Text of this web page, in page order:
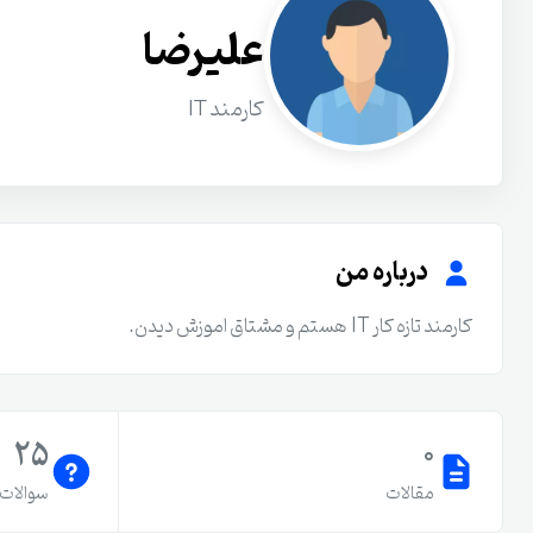
علیرضا
کارمند IT
درباره من
کارمند تازه کار IT هستم و مشتاق اموزش دیدن.
0
مقالات
25
سوالات